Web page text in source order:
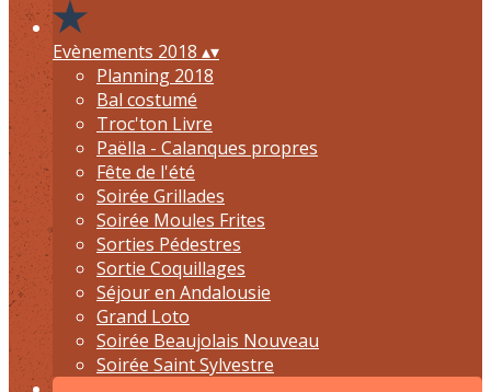
Evènements 2018 ▴▾
Planning 2018
Bal costumé
Troc'ton Livre
Paëlla - Calanques propres
Fête de l'été
Soirée Grillades
Soirée Moules Frites
Sorties Pédestres
Sortie Coquillages
Séjour en Andalousie
Grand Loto
Soirée Beaujolais Nouveau
Soirée Saint Sylvestre